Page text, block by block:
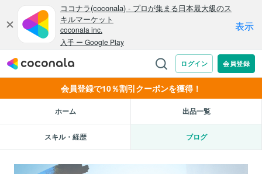
会員登録で10％割引クーポンを獲得！
ホーム 出品一覧
スキル・経歴 ブログ